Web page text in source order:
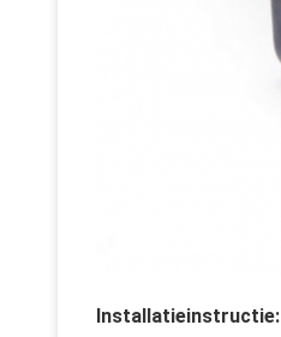
Installatieinstructie: